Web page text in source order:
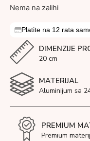
Nema na zalihi
Platite na 12 rata
DIMENZIJE
20 cm
MATERIJAL
Aluminijum sa
PREMIUM
Premium